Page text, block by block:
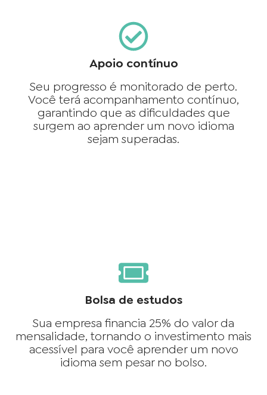
Apoio contínuo
Seu progresso é monitorado de perto.
Você terá acompanhamento contínuo,
garantindo que as dificuldades que
surgem ao aprender um novo idioma
sejam superadas.
Bolsa de estudos
Sua empresa financia 25% do valor da
mensalidade, tornando o investimento mais
acessível para você aprender um novo
idioma sem pesar no bolso.